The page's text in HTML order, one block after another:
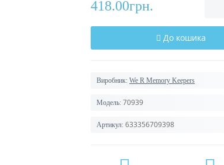
418.00грн.
До кошика
Виробник: We R Memory Keepers
Модель: 70939
Артикул: 633356709398